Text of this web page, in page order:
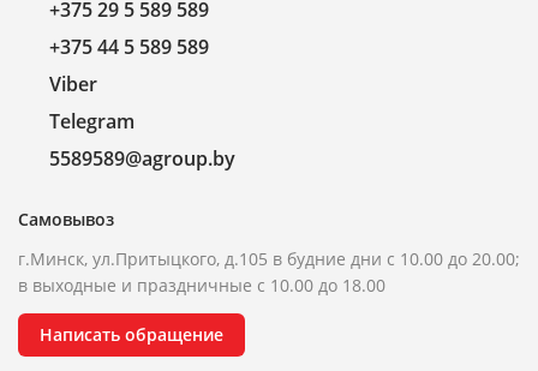
+375 29 5 589 589
+375 44 5 589 589
Viber
Telegram
5589589@agroup.by
Самовывоз
г.Минск, ул.Притыцкого, д.105 в будние дни с 10.00 до 20.00;
в выходные и праздничные с 10.00 до 18.00
Написать обращение